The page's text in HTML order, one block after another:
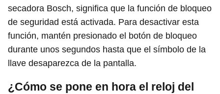
secadora Bosch, significa que la función de bloqueo
de seguridad está activada. Para desactivar esta
función, mantén presionado el botón de bloqueo
durante unos segundos hasta que el símbolo de la
llave desaparezca de la pantalla.
¿Cómo se pone en hora el reloj del